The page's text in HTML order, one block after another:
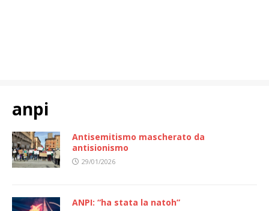
anpi
Antisemitismo mascherato da
antisionismo
29/01/2026
ANPI: “ha stata la natoh”